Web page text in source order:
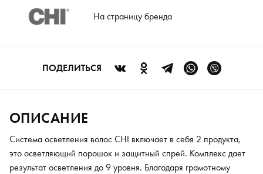
намека на желтизну. Благодаря использованию защитного
спрея удается избежать разрывов кератиновых связей и
проведения и после нее.
На страницу бренда
ПОДЕЛИТЬСЯ
ОПИСАНИЕ
Система осветления волос CHI включает в себя 2 продукта,
это осветляющий порошок и защитный спрей. Комплекс дает
результат осветления до 9 уровня. Благодаря грамотному